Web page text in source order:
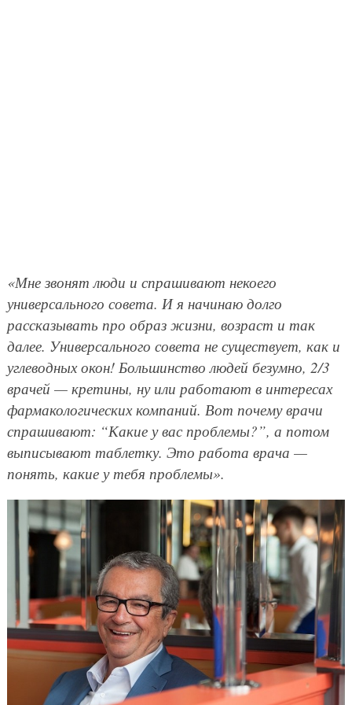
«Мне звонят люди и спрашивают некоего
универсального совета. И я начинаю долго
рассказывать про образ жизни, возраст и так
далее. Универсального совета не существует, как и
углеводных окон! Большинство людей безумно, 2/3
врачей — кретины, ну или работают в интересах
фармакологических компаний. Вот почему врачи
спрашивают: “Какие у вас проблемы?”, а потом
выписывают таблетку. Это работа врача —
понять, какие у тебя проблемы».